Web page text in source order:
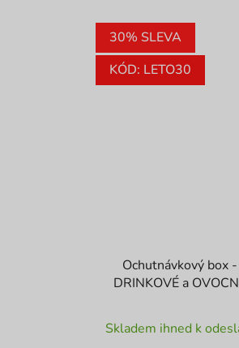
30% SLEVA
KÓD: LETO30
Ochutnávkový box -
DRINKOVÉ a
hodnocení
Skladem ihned k